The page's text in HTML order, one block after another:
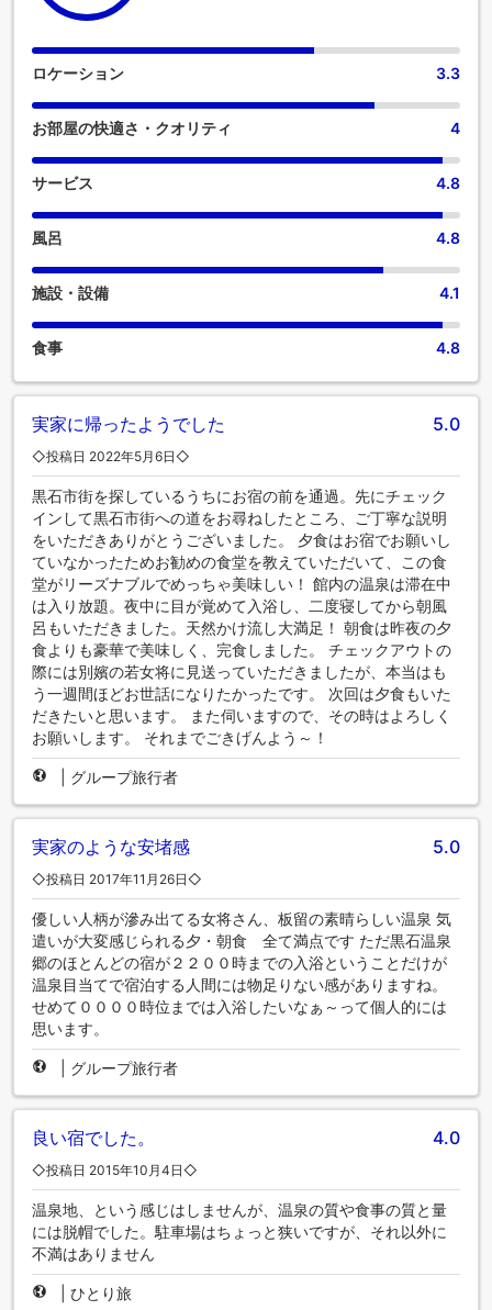
ロケーション 3.3
お部屋の快適さ・クオリティ 4
サービス 4.8
風呂 4.8
施設・設備 4.1
食事 4.8
実家に帰ったようでした 5.0
◇投稿日 2022年5月6日◇
黒石市街を探しているうちにお宿の前を通過。先にチェック
インして黒石市街への道をお尋ねしたところ、ご丁寧な説明
をいただきありがとうございました。 夕食はお宿でお願いし
ていなかったためお勧めの食堂を教えていただいて、この食
堂がリーズナブルでめっちゃ美味しい！ 館内の温泉は滞在中
は入り放題。夜中に目が覚めて入浴し、二度寝してから朝風
呂もいただきました。天然かけ流し大満足！ 朝食は昨夜の夕
食よりも豪華で美味しく、完食しました。 チェックアウトの
際には別嬪の若女将に見送っていただきましたが、本当はも
う一週間ほどお世話になりたかったです。 次回は夕食もいた
だきたいと思います。 また伺いますので、その時はよろしく
お願いします。 それまでごきげんよう～！
グループ旅行者
実家のような安堵感 5.0
◇投稿日 2017年11月26日◇
優しい人柄が滲み出てる女将さん、板留の素晴らしい温泉 気
遣いが大変感じられる夕・朝食 全て満点です ただ黒石温泉
郷のほとんどの宿が２２００時までの入浴ということだけが
温泉目当てで宿泊する人間には物足りない感がありますね。
せめて００００時位までは入浴したいなぁ～って個人的には
思います。
グループ旅行者
良い宿でした。 4.0
◇投稿日 2015年10月4日◇
温泉地、という感じはしませんが、温泉の質や食事の質と量
には脱帽でした。駐車場はちょっと狭いですが、それ以外に
不満はありません
ひとり旅